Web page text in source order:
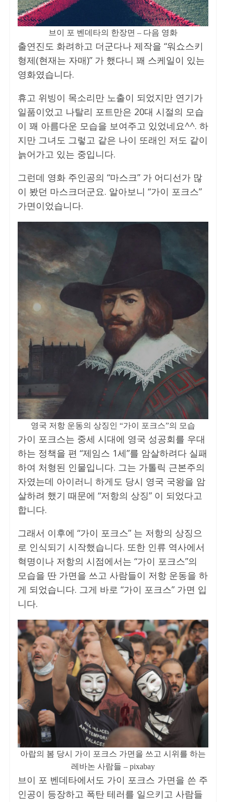
브이 포 벤데타의 한장면 – 다음 영화
출연진도 화려하고 더군다나 제작을 “워쇼스키
형제(현재는 자매)” 가 했다니 꽤 스케일이 있는
영화였습니다.
휴고 위빙이 목소리만 노출이 되었지만 연기가
일품이었고 나탈리 포트만은 20대 시절의 모습
이 꽤 아름다운 모습을 보여주고 있었네요^^. 하
지만 그녀도 그렇고 같은 나이 또래인 저도 같이
늙어가고 있는 중입니다.
그런데 영화 주인공의 “마스크” 가 어디선가 많
이 봤던 마스크더군요. 알아보니 “가이 포크스”
가면이었습니다.
영국 저항 운동의 상징인 “가이 포크스”의 모습
가이 포크스는 중세 시대에 영국 성공회를 우대
하는 정책을 편 “제임스 1세”를 암살하려다 실패
하여 처형된 인물입니다. 그는 가톨릭 근본주의
자였는데 아이러니 하게도 당시 영국 국왕을 암
살하려 했기 때문에 “저항의 상징” 이 되었다고
합니다.
그래서 이후에 “가이 포크스” 는 저항의 상징으
로 인식되기 시작했습니다. 또한 인류 역사에서
혁명이나 저항의 시점에서는 “가이 포크스”의
모습을 딴 가면을 쓰고 사람들이 저항 운동을 하
게 되었습니다. 그게 바로 “가이 포크스” 가면 입
니다.
아랍의 봄 당시 가이 포크스 가면을 쓰고 시위를 하는
레바논 사람들 – pixabay
브이 포 벤데타에서도 가이 포크스 가면을 쓴 주
인공이 등장하고 폭탄 테러를 일으키고 사람들